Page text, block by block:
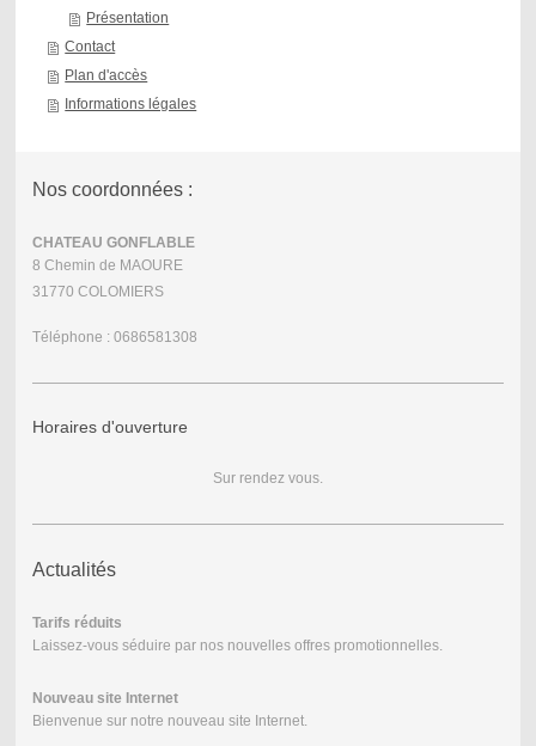
Présentation
Contact
Plan d'accès
Informations légales
Nos coordonnées :
CHATEAU GONFLABLE
8 Chemin de MAOURE
31770 COLOMIERS
Téléphone : 0686581308
Horaires d'ouverture
Sur rendez vous.
Actualités
Tarifs réduits
Laissez-vous séduire par nos nouvelles offres promotionnelles.
Nouveau site Internet
Bienvenue sur notre nouveau site Internet.